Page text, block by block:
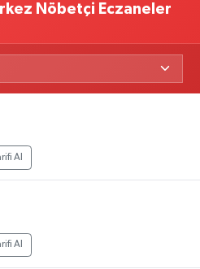
Nöbetçi Eczaneler
Al
Al